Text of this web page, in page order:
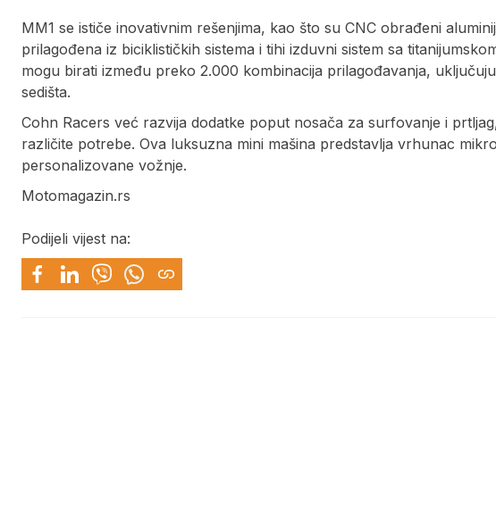
MM1 se ističe inovativnim rešenjima, kao što su CNC obrađeni
prilagođena iz biciklističkih sistema i tihi izduvni sistem sa
mogu birati između preko 2.000 kombinacija prilagođavanja,
sedišta.
Cohn Racers već razvija dodatke poput nosača za surfovanje i
različite potrebe. Ova luksuzna mini mašina predstavlja vrhunac
personalizovane vožnje.
Motomagazin.rs
Podijeli vijest na: